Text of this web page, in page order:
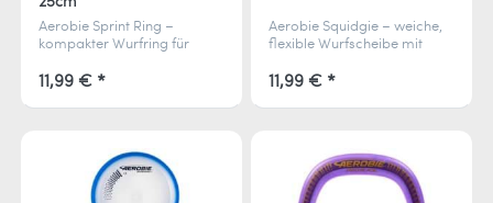
Aerobie Sprint Ring –
kompakter Wurfring für
Kanten für angenehmes
Fangen, ideal für Anfänger
und Profis.
11,99 € *
Aerobie Squidgie – weiche,
flexible Wurfscheibe mit
fangen, aerodynamisch und
perfekt für Kinder und
Erwachsene.
11,99 € *